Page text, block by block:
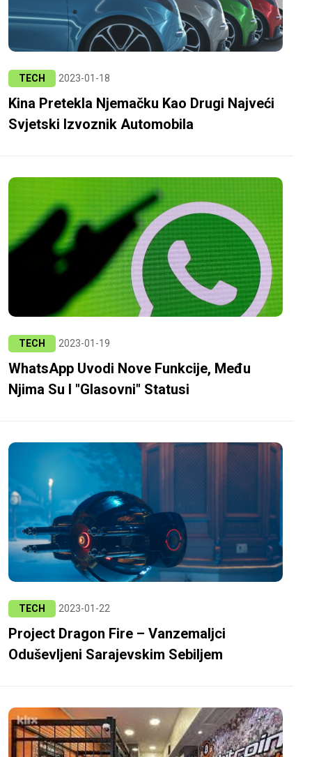
TECH 2023-01-18
Kina Pretekla Njemačku Kao Drugi Najveći
Svjetski Izvoznik Automobila
TECH 2023-01-19
WhatsApp Uvodi Nove Funkcije, Među
Njima Su I "glasovni" Statusi
TECH 2023-01-22
Project Dragon Fire – Vanzemaljci
Oduševljeni Sarajevskim Sebiljem